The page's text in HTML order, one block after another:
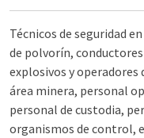
Técnicos de seguridad
de polvorín,
explosivos y
área minera, personal
personal de custodia,
organismos de control,